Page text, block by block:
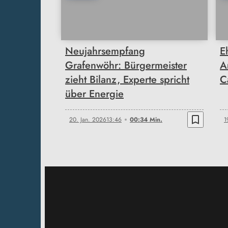
Neujahrsempfang
Grafenwöhr: Bürgermeister
zieht Bilanz, Experte spricht
über Energie
20. Jan. 202613:46 00:34 Min. bookmark_border